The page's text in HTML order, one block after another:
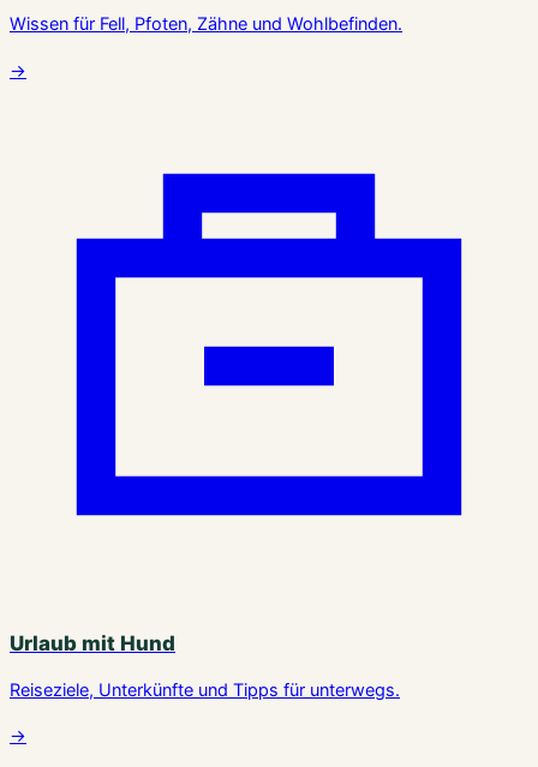
Wissen für Fell, Pfoten, Zähne und Wohlbefinden.
→
Urlaub mit Hund
Reiseziele, Unterkünfte und Tipps für unterwegs.
→